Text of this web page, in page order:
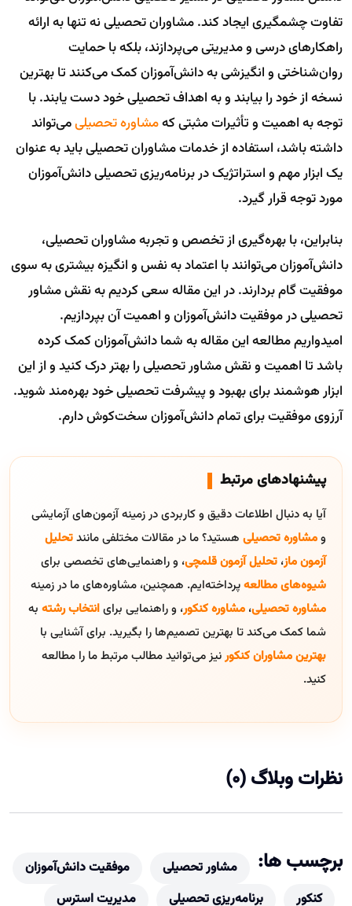
تفاوت چشمگیری ایجاد کند. مشاوران تحصیلی نه تنها به ارائه
راهکارهای درسی و مدیریتی می‌پردازند، بلکه با حمایت
روان‌شناختی و انگیزشی به دانش‌آموزان کمک می‌کنند تا بهترین
نسخه از خود را بیابند و به اهداف تحصیلی خود دست یابند. با
توجه به اهمیت و تأثیرات مثبتی کهمشاوره تحصیلیمی‌تواند
داشته باشد، استفاده از خدمات مشاوران تحصیلی باید به عنوان
یک ابزار مهم و استراتژیک در برنامه‌ریزی تحصیلی دانش‌آموزان
مورد توجه قرار گیرد.
بنابراین، با بهره‌گیری از تخصص و تجربه مشاوران تحصیلی،
دانش‌آموزان می‌توانند با اعتماد به نفس و انگیزه بیشتری به سوی
موفقیت گام بردارند. در این مقاله سعی کردیم به نقش مشاور
تحصیلی در موفقیت دانش‌آموزان و اهمیت آن بپردازیم.
امیدواریم مطالعه این مقاله به شما دانش‌آموزان کمک کرده
باشد تا اهمیت و نقش مشاور تحصیلی را بهتر درک کنید و از این
ابزار هوشمند برای بهبود و پیشرفت تحصیلی خود بهره‌مند شوید.
آرزوی موفقیت برای تمام دانش‌آموزان سخت‌کوش دارم.
پیشنهادهای مرتبط
آیا به دنبال اطلاعات دقیق و کاربردی در زمینه آزمون‌های آزمایشی
ومشاوره تحصیلی هستید؟ ما در مقالات مختلفی مانندتحلیل
آزمون ماز، تحلیل آزمون قلمچی، و راهنمایی‌های تخصصی برای
شیوه‌های مطالعهپرداخته‌ایم. همچنین، مشاوره‌های ما در زمینه
مشاوره تحصیلی، مشاوره کنکور، و راهنمایی برایانتخاب رشته به
شما کمک می‌کند تا بهترین تصمیم‌ها را بگیرید. برای آشنایی با
بهترین مشاوران کنکورنیز می‌توانید مطالب مرتبط ما را مطالعه
کنید.
نظرات وبلاگ (0)
برچسب ها: مشاور تحصیلی
موفقیت دانش‌آموزان
کنکور
برنامه‌ریزی تحصیلی مدیریت استرس